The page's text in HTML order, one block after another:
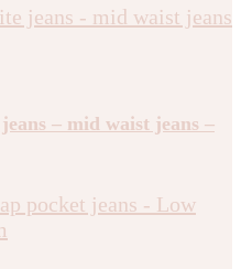
– mid waist jeans –